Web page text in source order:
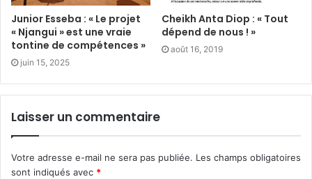
Junior Esseba : « Le projet
« Njangui » est une vraie
tontine de compétences »
juin 15, 2025
Cheikh Anta Diop : « Tout
dépend de nous ! »
août 16, 2019
Laisser un commentaire
Votre adresse e-mail ne sera pas publiée. Les champs obligatoires
sont indiqués avec *